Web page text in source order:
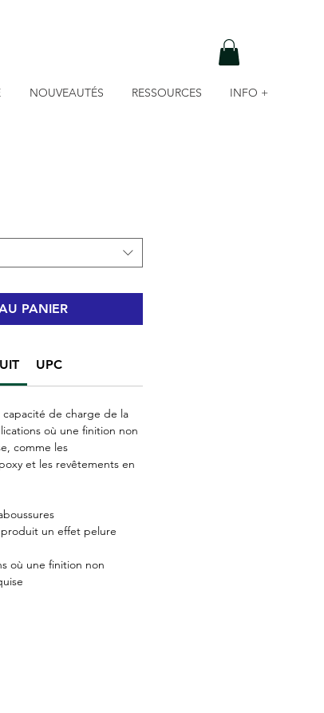
NOUVEAUTÉS RESSOURCES INFO +
PANIER
UPC
de charge de la
où une finition non
comme les
et les revêtements en
un effet pelure
où une finition non